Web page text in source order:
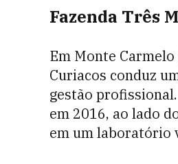
Fazenda Três
Em Monte
Curiacos conduz
gestão
em 2016, ao lado
em um laboratório